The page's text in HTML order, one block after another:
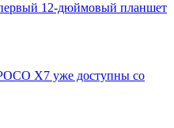
12-дюймовый планшет
X7 уже доступны со